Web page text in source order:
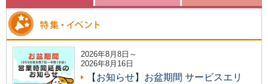
2026年8月8日～
2026年8月16日
【お知らせ】お盆期間 サービスエリ